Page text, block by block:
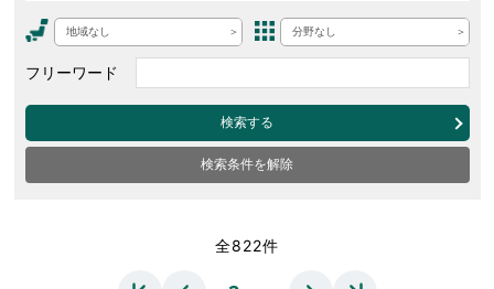
地域なし 分野なし
フリーワード
検索する
検索条件を解除
全822件